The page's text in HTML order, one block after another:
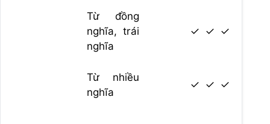
Từ đồng
nghĩa, trái
nghĩa
✓ ✓ ✓
Từ nhiều
nghĩa
✓ ✓ ✓